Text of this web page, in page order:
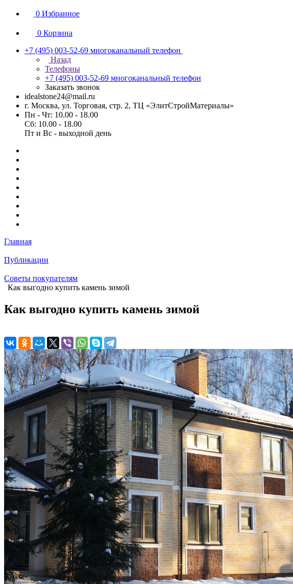
0 Избранное
0 Корзина
+7 (495) 003-52-69 многоканальный телефон
Назад
Телефоны
+7 (495) 003-52-69 многоканальный телефон
Заказать звонок
idealstone24@mail.ru
г. Москва, ул. Торговая, стр. 2, ТЦ «ЭлитСтройМатериалы»
Пн - Чт: 10.00 - 18.00
Сб: 10.00 - 18.00
Пт и Вс - выходной день
Главная
Публикации
Советы покупателям
Как выгодно купить камень зимой
Как выгодно купить камень зимой